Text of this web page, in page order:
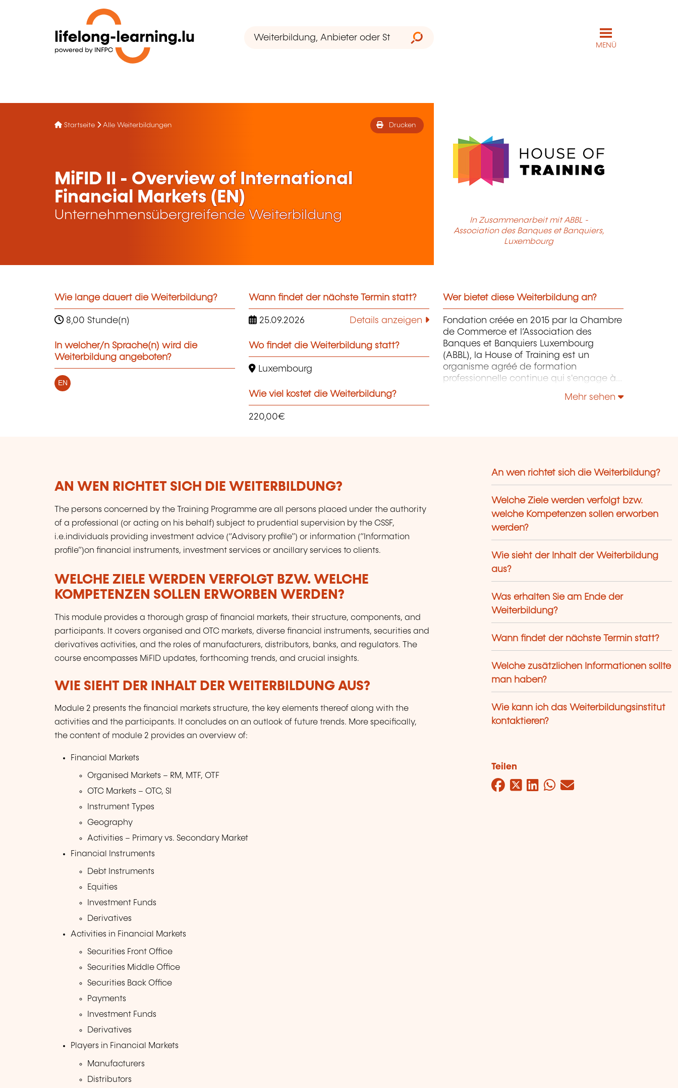
MENÜ
Startseite Alle Weiterbildungen Drucken
MiFID II - Overview of International
Financial Markets (EN)
Unternehmensübergreifende Weiterbildung
In Zusammenarbeit mit ABBL -
Association des Banques et Banquiers,
Luxembourg
Wie lange dauert die Weiterbildung?
8,00 Stunde(n)
In welcher/n Sprache(n) wird die
Weiterbildung angeboten?
EN
Wann findet der nächste Termin statt?
25.09.2026 Details anzeigen
Wo findet die Weiterbildung statt?
Luxembourg
Wie viel kostet die Weiterbildung?
220,00€
Wer bietet diese Weiterbildung an?
Fondation créée en 2015 par la Chambre
de Commerce et l’Association des
Banques et Banquiers Luxembourg
(ABBL), la House of Training est un
organisme agréé de formation
professionnelle continue qui s'engage à
et à l'attractivité du Luxembourg en
Mehr sehen
AN WEN RICHTET SICH DIE WEITERBILDUNG?
The persons concerned by the Training Programme are all persons placed under the authority
of a professional (or acting on his behalf) subject to prudential supervision by the CSSF,
i.e.individuals providing investment advice (“Advisory profile”) or information (“Information
profile”)on financial instruments, investment services or ancillary services to clients.
WELCHE ZIELE WERDEN VERFOLGT BZW. WELCHE
KOMPETENZEN SOLLEN ERWORBEN WERDEN?
This module provides a thorough grasp of financial markets, their structure, components, and
participants. It covers organised and OTC markets, diverse financial instruments, securities and
derivatives activities, and the roles of manufacturers, distributors, banks, and regulators. The
course encompasses MiFID updates, forthcoming trends, and crucial insights.
WIE SIEHT DER INHALT DER WEITERBILDUNG AUS?
Module 2 presents the financial markets structure, the key elements thereof along with the
activities and the participants. It concludes on an outlook of future trends. More specifically,
the content of module 2 provides an overview of:
Financial Markets
Organised Markets – RM, MTF, OTF
OTC Markets – OTC, SI
Instrument Types
Geography
Activities – Primary vs. Secondary Market
Financial Instruments
Debt Instruments
Equities
Investment Funds
Derivatives
Activities in Financial Markets
Securities Front Office
Securities Middle Office
Securities Back Office
Payments
Investment Funds
Derivatives
Players in Financial Markets
Manufacturers
Distributors
An wen richtet sich die Weiterbildung?
Welche Ziele werden verfolgt bzw.
welche Kompetenzen sollen erworben
werden?
Wie sieht der Inhalt der Weiterbildung
aus?
Was erhalten Sie am Ende der
Weiterbildung?
Wann findet der nächste Termin statt?
Welche zusätzlichen Informationen sollte
man haben?
Wie kann ich das Weiterbildungsinstitut
kontaktieren?
Teilen
Facebook
Twitter
LinkedIn
WhatsApp
Mail